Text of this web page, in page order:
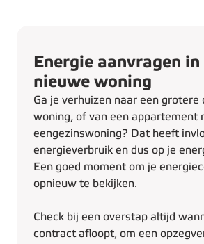
Energie aanvragen in
nieuwe woning
Ga je verhuizen naar een grotere
woning, of van een appartement
eengezinswoning? Dat heeft
energieverbruik en dus op je
Een goed moment om je
opnieuw te bekijken.
Check bij een overstap altijd
contract afloopt, om een